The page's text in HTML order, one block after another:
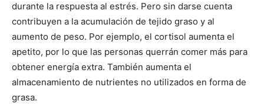
durante la respuesta al estrés. Pero sin darse cuenta
contribuyen a la acumulación de tejido graso y al
aumento de peso. Por ejemplo, el cortisol aumenta el
apetito, por lo que las personas querrán comer más para
obtener energía extra. También aumenta el
almacenamiento de nutrientes no utilizados en forma de
grasa.